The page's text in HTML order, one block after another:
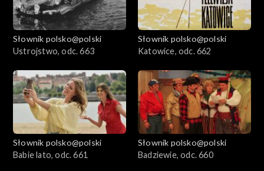
Słownik polsko@polski
Ustrojstwo, odc. 663
Słownik polsko@polski
Katowice, odc. 662
Słownik polsko@polski
Babie lato, odc. 661
Słownik polsko@polski
Badziewie, odc. 660